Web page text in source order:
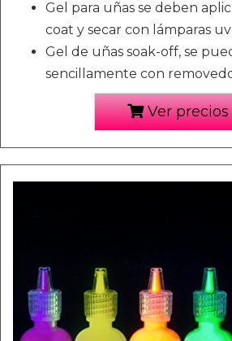
Gel para uñas se deben
coat y secar con lámparas
Gel de uñas soak-off, se
sencillamente con
Ver